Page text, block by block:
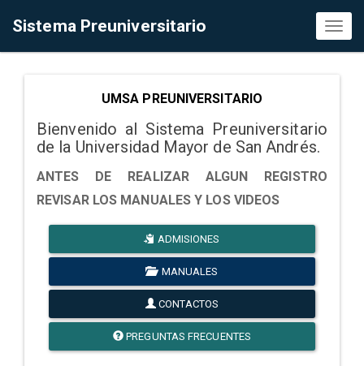
Sistema Preuniversitario
UMSA PREUNIVERSITARIO
Bienvenido al Sistema Preuniversitario
de la Universidad Mayor de San Andrés.
ANTES DE REALIZAR ALGUN REGISTRO
REVISAR LOS MANUALES Y LOS VIDEOS
ADMISIONES
MANUALES
CONTACTOS
PREGUNTAS FRECUENTES